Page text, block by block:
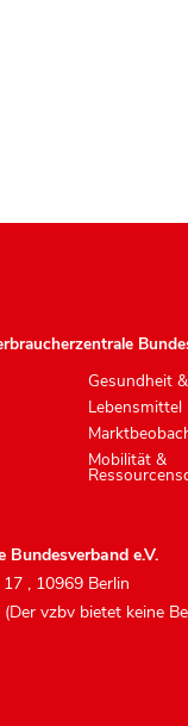
Gesundheit
Lebensmittel
Mobilität &
Bundesverband e.V.
, 10969 Berlin
vzbv bietet keine